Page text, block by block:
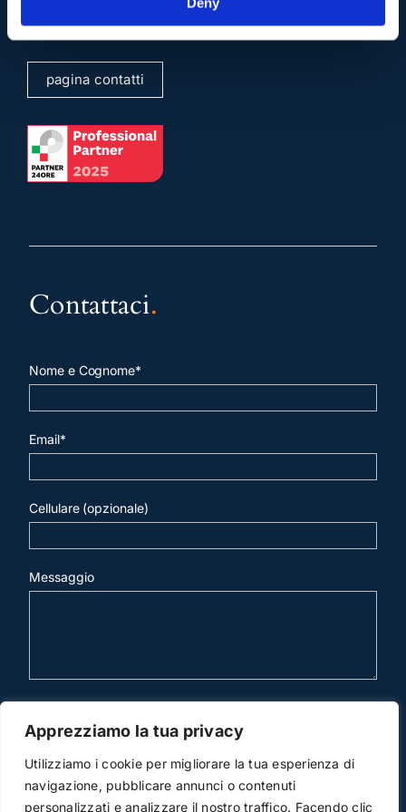
Apprezziamo la tua privacy
Utilizziamo i cookie per migliorare la tua esperienza di
navigazione, pubblicare annunci o contenuti
personalizzati e analizzare il nostro traffico. Facendo clic
sergioscicchitano@ordineavvocatiroma.org
pagina contatti
Contattaci.
Nome e Cognome*
Email*
Cellulare (opzionale)
Messaggio
invia mail